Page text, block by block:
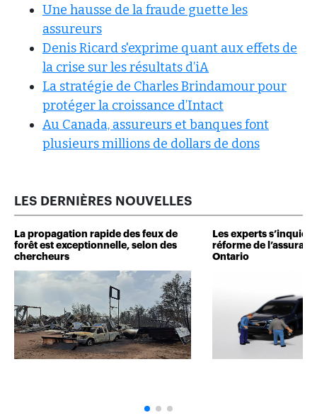
Une hausse de la fraude guette les
assureurs
Denis Ricard s'exprime quant aux effets de
la crise sur les résultats d’iA
La stratégie de Charles Brindamour pour
protéger la croissance d’Intact
Au Canada, assureurs et banques font
plusieurs millions de dollars de dons
LES DERNIÈRES NOUVELLES
La propagation rapide des feux de
forêt est exceptionnelle, selon des
chercheurs
Les experts
réforme de
Ontario